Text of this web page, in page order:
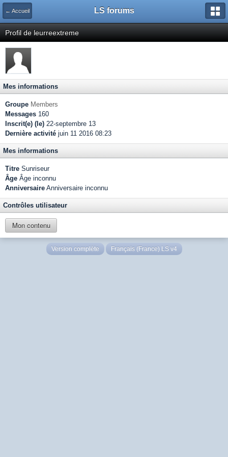
← Accueil LS forums
Profil de leurreextreme
Mes informations
Groupe Members
Messages 160
Inscrit(e) (le) 22-septembre 13
Dernière activité juin 11 2016 08:23
Mes informations
Titre Sunriseur
Âge Âge inconnu
Anniversaire Anniversaire inconnu
Contrôles utilisateur
Mon contenu
Version complète Français (France) LS v4